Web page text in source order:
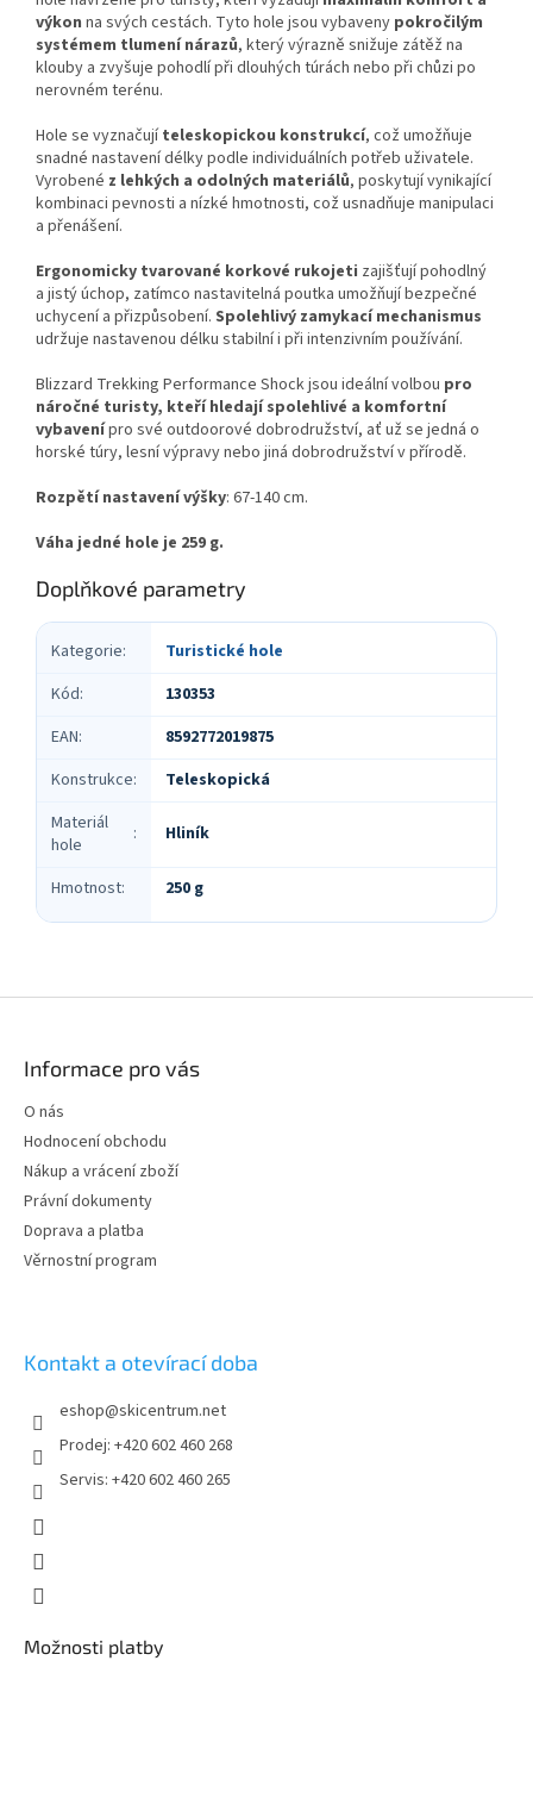
výkon na svých cestách. Tyto hole jsou vybaveny pokročilým
systémem tlumení nárazů, který výrazně snižuje zátěž na
klouby a zvyšuje pohodlí při dlouhých túrách nebo při chůzi po
nerovném terénu.
Hole se vyznačujíteleskopickou konstrukcí, což umožňuje
snadné nastavení délky podle individuálních potřeb uživatele.
Vyrobené z lehkých a odolných materiálů, poskytují vynikající
kombinaci pevnosti a nízké hmotnosti, což usnadňuje manipulaci
a přenášení.
Ergonomicky tvarované korkové rukojeti zajišťují pohodlný
a jistý úchop, zatímco nastavitelná poutka umožňují bezpečné
uchycení a přizpůsobení. Spolehlivý zamykací mechanismus
udržuje nastavenou délku stabilní i při intenzivním používání.
Blizzard Trekking Performance Shock jsou ideální volbou pro
náročné turisty, kteří hledají spolehlivé a komfortní
vybavenípro své outdoorové dobrodružství, ať už se jedná o
horské túry, lesní výpravy nebo jiná dobrodružství v přírodě.
Rozpětí nastavení výšky: 67-140 cm.
Váha jedné hole je 259 g.
Doplňkové parametry
Kategorie:
Turistické hole
Kód:
130353
EAN:
8592772019875
Konstrukce:
Teleskopická
Materiál
hole
: Hliník
Hmotnost: 250 g
Informace pro vás
O nás
Hodnocení obchodu
Nákup a vrácení zboží
Právní dokumenty
Doprava a platba
Věrnostní program
Kontakt a otevírací doba
eshop@skicentrum.net
Prodej: +420 602 460 268
Servis: +420 602 460 265
Možnosti platby